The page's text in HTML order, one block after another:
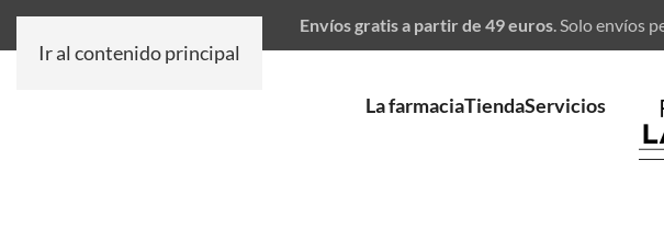
Ir al contenido principal
Envíos gratis a partir de 49 euros.Solo envíos
La farmaciaTiendaServicios